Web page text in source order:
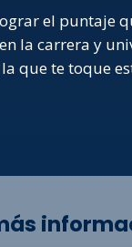
el puntaje
la carrera y
que te toque